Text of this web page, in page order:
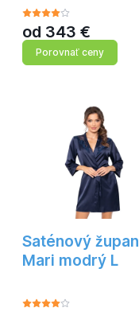
od 343 €
Porovnať ceny
Saténový župan
Mari modrý L